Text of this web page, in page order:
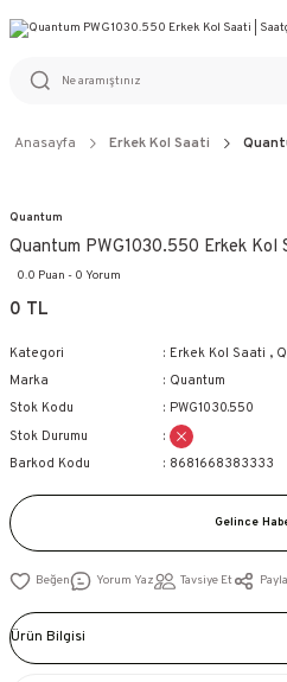
%100 ORİJİNAL
Anasayfa Erkek Kol Saati
Quantum
Quantum PWG1030.550 Erkek Kol
0.0 Puan - 0 Yorum
0 TL
Kategori Erkek Kol Saati ,
Marka
Quantum
Stok Kodu
PWG1030.550
Stok Durumu
Barkod Kodu
8681668383333
Gelince
Yorum Yaz Tavsiye Et
Ürün Bilgisi